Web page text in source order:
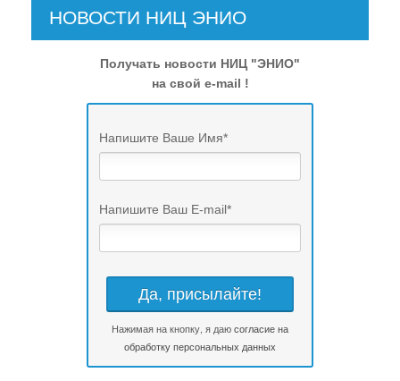
НОВОСТИ НИЦ ЭНИО
Получать новости НИЦ "ЭНИО"
на свой e-mail !
Напишите Ваше Имя*
Напишите Ваш E-mail*
Нажимая на кнопку, я даюсогласие на
обработку персональных данных